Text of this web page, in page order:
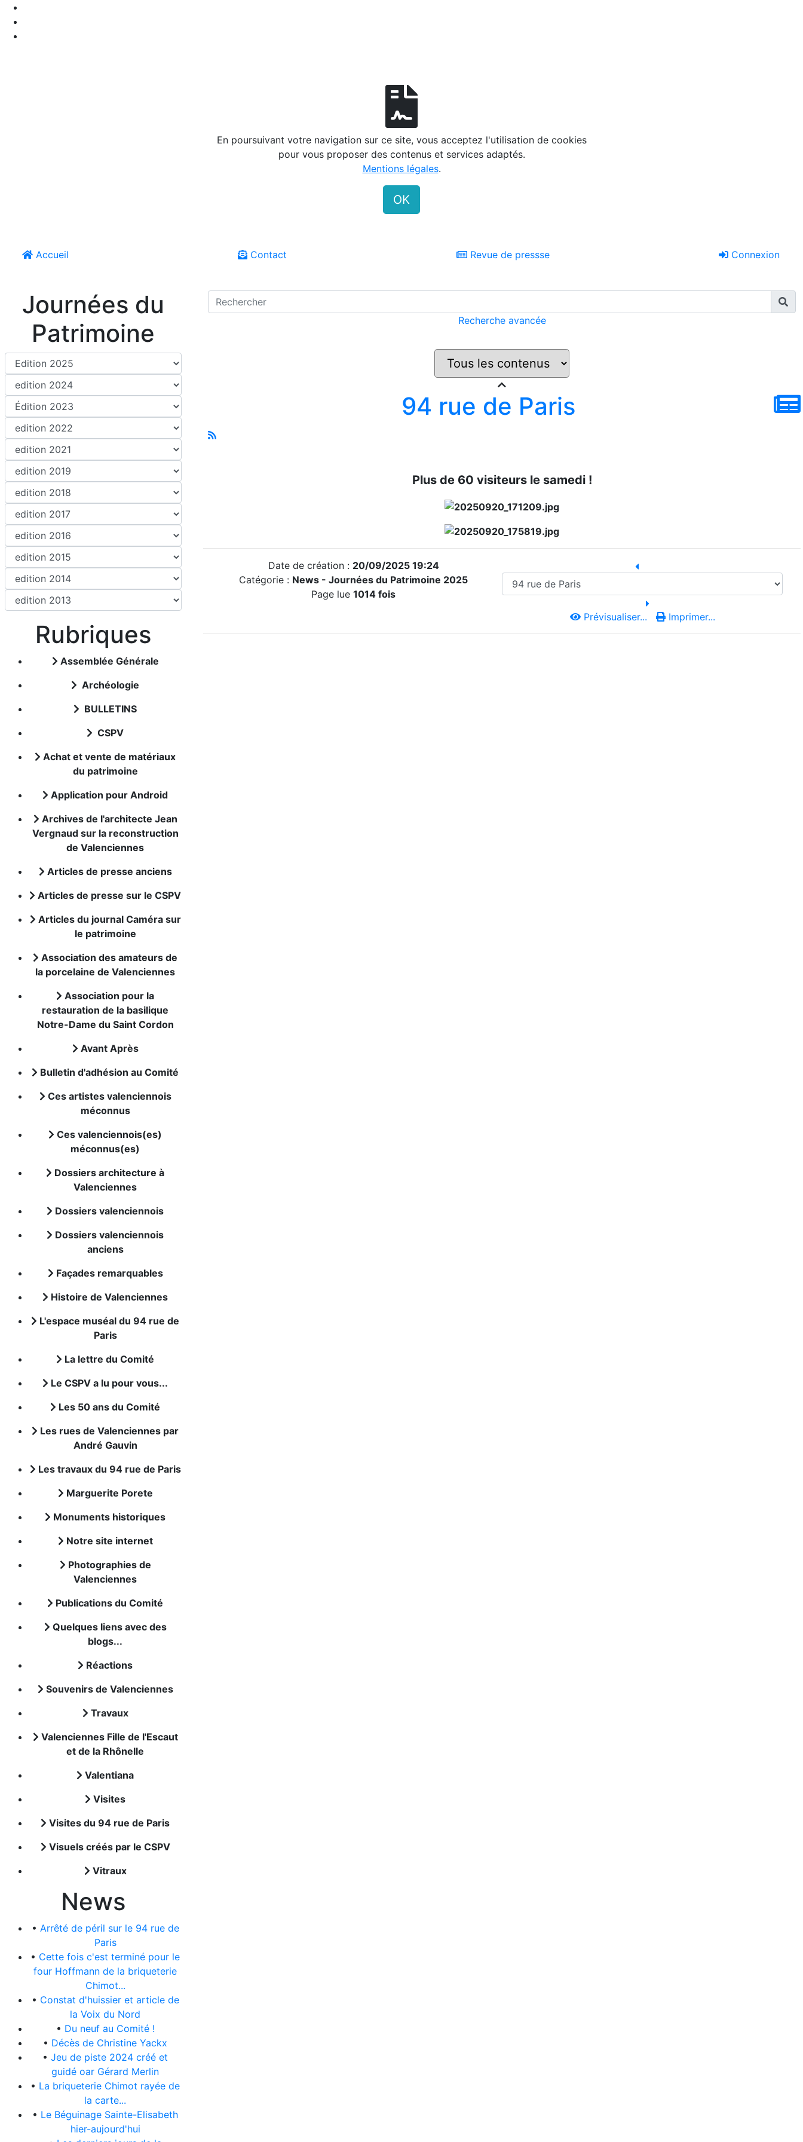
En poursuivant votre navigation sur ce site, vous acceptez l'utilisation de cookies
pour vous proposer des contenus et services adaptés.
Mentions légales.
OK
Accueil Contact Revue de pressse Connexion
Journées du
Patrimoine
Rubriques
Assemblée Générale
Archéologie
BULLETINS
CSPV
Achat et vente de matériaux
du patrimoine
Application pour Android
Archives de l'architecte Jean
Vergnaud sur la reconstruction
de Valenciennes
Articles de presse anciens
Articles de presse sur le CSPV
Articles du journal Caméra sur
le patrimoine
Association des amateurs de
la porcelaine de Valenciennes
Association pour la
restauration de la basilique
Notre-Dame du Saint Cordon
Avant Après
Bulletin d'adhésion au Comité
Ces artistes valenciennois
méconnus
Ces valenciennois(es)
méconnus(es)
Dossiers architecture à
Valenciennes
Dossiers valenciennois
Dossiers valenciennois
anciens
Façades remarquables
Histoire de Valenciennes
L'espace muséal du 94 rue de
Paris
La lettre du Comité
Le CSPV a lu pour vous...
Les 50 ans du Comité
Les rues de Valenciennes par
André Gauvin
Les travaux du 94 rue de Paris
Marguerite Porete
Monuments historiques
Notre site internet
Photographies de
Valenciennes
Publications du Comité
Quelques liens avec des
blogs...
Réactions
Souvenirs de Valenciennes
Travaux
Valenciennes Fille de l'Escaut
et de la Rhônelle
Valentiana
Visites
Visites du 94 rue de Paris
Visuels créés par le CSPV
Vitraux
News
• Arrêté de péril sur le 94 rue de
Paris
• Cette fois c'est terminé pour le
four Hoffmann de la briqueterie
Chimot...
• Constat d'huissier et article de
la Voix du Nord
• Du neuf au Comité !
• Décès de Christine Yackx
• Jeu de piste 2024 créé et
guidé oar Gérard Merlin
• La briqueterie Chimot rayée de
la carte...
• Le Béguinage Sainte-Elisabeth
hier-aujourd'hui
Recherche avancée
94 rue de Paris
Plus de 60 visiteurs le samedi !
Date de création : 20/09/2025 19:24
Catégorie : News - Journées du Patrimoine 2025
Page lue 1014 fois
Prévisualiser...
Imprimer...